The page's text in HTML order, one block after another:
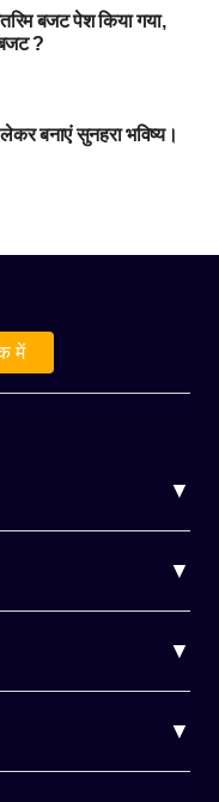
बजट पेश किया गया,
?
बनाएं सुनहरा भविष्य।
में
▼
▼
▼
▼